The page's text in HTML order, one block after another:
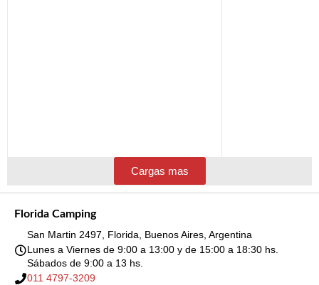
Cargas mas
Florida Camping
San Martin 2497, Florida, Buenos Aires, Argentina
Lunes a Viernes de 9:00 a 13:00 y de 15:00 a 18:30 hs.
Sábados de 9:00 a 13 hs.
011 4797-3209